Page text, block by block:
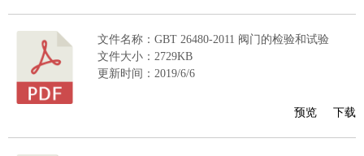
文件名称：GBT 26480-2011 阀门的检验和试验
文件大小：2729KB
更新时间：2019/6/6
预览 下载